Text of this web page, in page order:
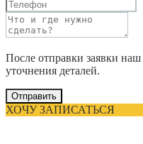
После отправки заявки
уточнения деталей.
Отправить
ХОЧУ ЗАПИСАТЬСЯ